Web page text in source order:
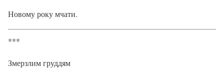
Новому року мчати.
***
Змерзлим груддям